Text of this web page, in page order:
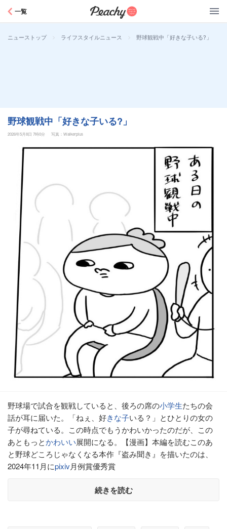
一覧
ニューストップ > ライフスタイルニュース > 野球観戦中「好きな子いる?」
野球観戦中「好きな子いる?」
2026年5月8日 7時0分 写真：Walkerplus
野球場で試合を観戦していると、後ろの席の小学生たちの会
話が耳に届いた。「ねぇ、好きな子いる？」とひとりの女の
子が尋ねている。この時点でもうかわいかったのだが、この
あともっとかわいい展開になる。【漫画】本編を読むこのあ
と野球どころじゃなくなる本作『盗み聞き』を描いたのは、
2024年11月にpixiv月例賞優秀賞
続きを読む